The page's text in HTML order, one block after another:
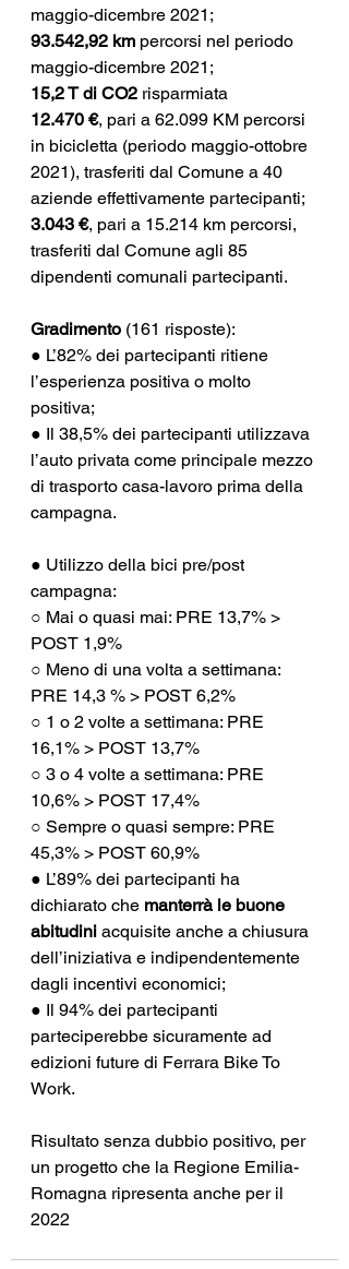
maggio-dicembre 2021;
93.542,92 km percorsi nel periodo
maggio-dicembre 2021;
15,2 T di CO2 risparmiata
12.470 €, pari a 62.099 KM percorsi
in bicicletta (periodo maggio-ottobre
2021), trasferiti dal Comune a 40
aziende effettivamente partecipanti;
3.043 €, pari a 15.214 km percorsi,
trasferiti dal Comune agli 85
dipendenti comunali partecipanti.
Gradimento (161 risposte):
● L’82% dei partecipanti ritiene
l’esperienza positiva o molto
positiva;
● Il 38,5% dei partecipanti utilizzava
l’auto privata come principale mezzo
di trasporto casa-lavoro prima della
campagna.
● Utilizzo della bici pre/post
campagna:
○ Mai o quasi mai: PRE 13,7% >
POST 1,9%
○ Meno di una volta a settimana:
PRE 14,3 % > POST 6,2%
○ 1 o 2 volte a settimana: PRE
16,1% > POST 13,7%
○ 3 o 4 volte a settimana: PRE
10,6% > POST 17,4%
○ Sempre o quasi sempre: PRE
45,3% > POST 60,9%
● L’89% dei partecipanti ha
dichiarato che manterrà le buone
abitudini acquisite anche a chiusura
dell’iniziativa e indipendentemente
dagli incentivi economici;
● Il 94% dei partecipanti
parteciperebbe sicuramente ad
edizioni future di Ferrara Bike To
Work.
Risultato senza dubbio positivo, per
un progetto che la Regione Emilia-
Romagna ripresenta anche per il
2022